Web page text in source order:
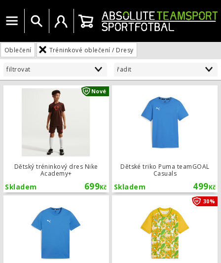
Menu Vyhledat Uživatelský účet
Košík
Oblečení Tréninkové oblečení / Dresy
filtrovat řadit
Dětský tréninkový dres Nike
Academy+
699Kč
Skladem
Nové
Dětské triko Puma teamGOAL
Casuals
499Kč
Skladem
Triko Puma teamGOAL Casuals30%